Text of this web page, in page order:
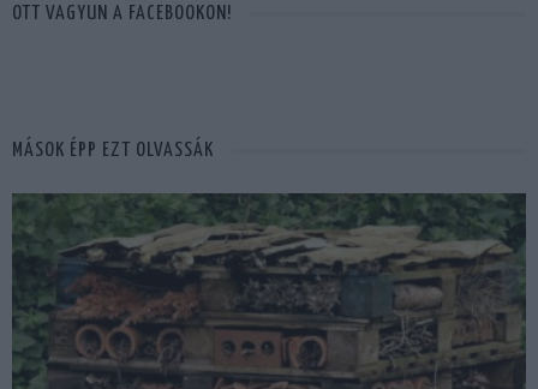
OTT VAGYUN A FACEBOOKON!
MÁSOK ÉPP EZT OLVASSÁK